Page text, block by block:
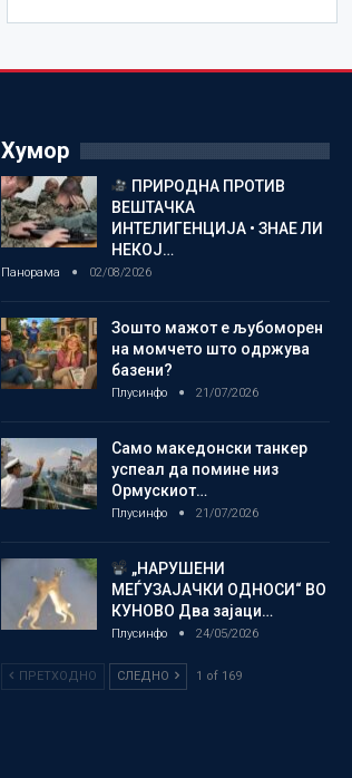
Хумор
ПРИРОДНА ПРОТИВ
ВЕШТАЧКА
ИНТЕЛИГЕНЦИЈА • ЗНАЕ ЛИ
НЕКОЈ…
Панорама 02/08/2026
Зошто мажот е љубоморен
на момчето што одржува
базени?
Плусинфо 21/07/2026
Само македонски танкер
успеал да помине низ
Ормускиот…
Плусинфо 21/07/2026
„НАРУШЕНИ
МЕЃУЗАЈАЧКИ ОДНОСИ“ ВО
КУНОВО Два зајаци…
Плусинфо 24/05/2026
ПРЕТХОДНО СЛЕДНО 1 of 169